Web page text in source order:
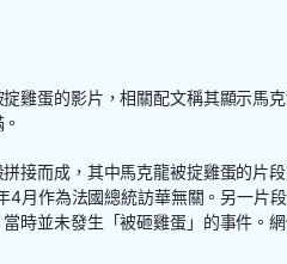
雞蛋的影片，相關配文稱其顯示馬
接而成，其中馬克龍被掟雞蛋的片
4月作為法國總統訪華無關。另一片
時並未發生「被砸雞蛋」的事件。